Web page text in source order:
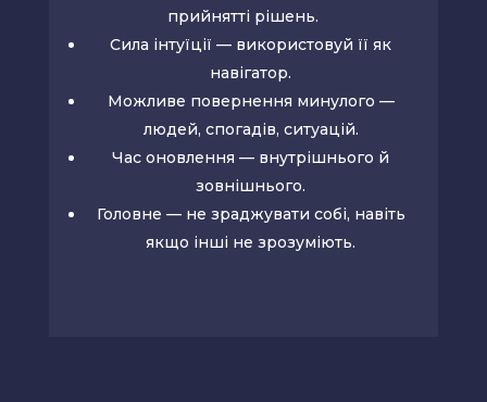
прийнятті рішень.
Сила інтуїції — використовуй її як
навігатор.
Можливе повернення минулого —
людей, спогадів, ситуацій.
Час оновлення — внутрішнього й
зовнішнього.
Головне — не зраджувати собі, навіть
якщо інші не зрозуміють.